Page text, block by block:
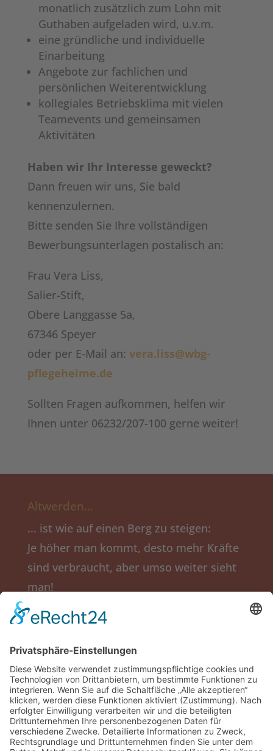
monatlich zusätzlich zum Lohn mit
Guthaben aufgeladen wird, u.v.m.
eine gründliche und individuelle
Einarbeitung
Angebote zur fachlichen und
persönlichen Weiterentwicklung
kollegiales Betriebsklima mit vielen
Teamevents und gemeinsamen
Aktivitäten
Haben wir Ihr Interesse geweckt?
Dann freuen wir uns, Sie bald
kennenzulernen.
Bitte senden Sie Ihre vollständigen
Bewerbungsunterlagen postalisch an:
Frau Vera Liss,
Salier-Stift,
Obere Langgasse 5a,
67346 Speyer
oder per E-Mail an: vera.liss@wbg-
pflegeheime.de
Sollten Fragen aufkommen, helfen wir
Ihnen unter 06232/207-100 gerne weiter!
Altwerden…
... ist wie auf einen Berg zu steigen:
Je höher man kommt, desto mehr Kräfte
sind verbraucht, aber umso weiter sieht
man!
(Ingmar Bergmann)
Salier-Stift
Obere Langgasse 5a
67346 Speyer
Tel.: (06232) 207-0